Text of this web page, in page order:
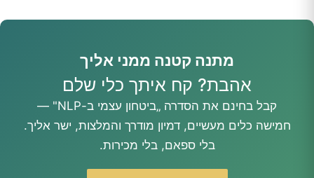
מתנה קטנה ממני אליך
אהבת? קח איתך כלי שלם
קבל בחינם את הסדרה „ביטחון עצמי ב-NLP" —
חמישה כלים מעשיים, דמיון מודרך והמלצות, ישר אליך.
בלי ספאם, בלי מכירות.